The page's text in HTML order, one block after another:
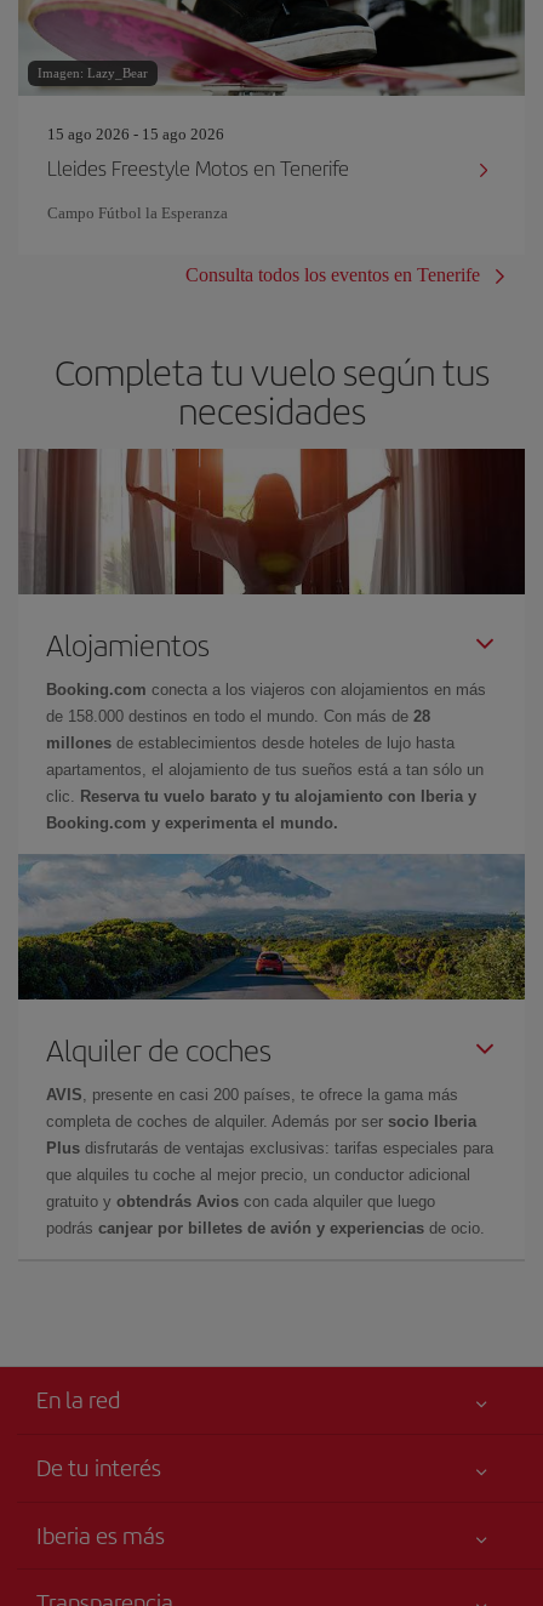
Imagen: Lazy_Bear
15 ago 2026 - 15 ago 2026
Lleides Freestyle Motos en Tenerife
Campo Fútbol la Esperanza
Consulta todos los eventos en Tenerife
Completa tu vuelo según tus
necesidades
Alojamientos
Booking.com conecta a los viajeros con alojamientos en más
de 158.000 destinos en todo el mundo. Con más de 28
millones de establecimientos desde hoteles de lujo hasta
apartamentos, el alojamiento de tus sueños está a tan sólo un
clic. Reserva tu vuelo barato y tu alojamiento con Iberia y
Booking.com y experimenta el mundo.
Alquiler de coches
AVIS, presente en casi 200 países, te ofrece la gama más
completa de coches de alquiler. Además por ser socio Iberia
Plus disfrutarás de ventajas exclusivas: tarifas especiales para
que alquiles tu coche al mejor precio, un conductor adicional
gratuito y obtendrás Avios con cada alquiler que luego
podrás canjear por billetes de avión y experiencias de ocio.
En la red
De tu interés
Accesibilidad
Iberia es más